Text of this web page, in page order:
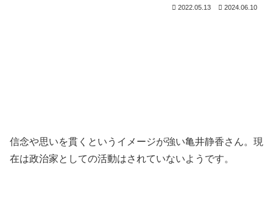
2022.05.13 2024.06.10
信念や思いを貫くというイメージが強い亀井静香さん。現
在は政治家としての活動はされていないようです。